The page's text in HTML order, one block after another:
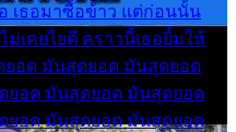
เธอมาซื้อข้าว แต่ก่อนนั้น
ม่เคยไยดี คราวนี้เธอยิ้มให้
ยอด มันสุดยอด มันสุดยอด
ยอด มันสุดยอด มันสุดยอด
อด มันสุดยอด มันสุดยอด